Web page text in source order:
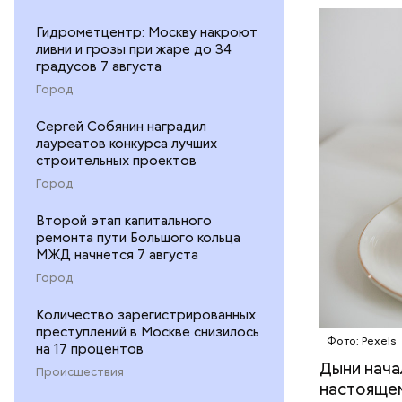
Гидрометцентр: Москву накроют
ливни и грозы при жаре до 34
градусов 7 августа
Город
Сергей Собянин наградил
лауреатов конкурса лучших
строительных проектов
Город
Второй этап капитального
ремонта пути Большого кольца
МЖД начнется 7 августа
Город
Количество зарегистрированных
преступлений в Москве снизилось
на 17 процентов
Происшествия
Фото: Pexels
Дыни
— Если